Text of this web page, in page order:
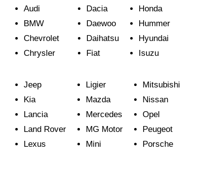
Audi
BMW
Chevrolet
Chrysler
Dacia
Daewoo
Daihatsu
Fiat
Honda
Hummer
Hyundai
Isuzu
Jeep
Kia
Lancia
Land Rover
Lexus
Ligier
Mazda
Mercedes
MG Motor
Mini
Mitsubishi
Nissan
Opel
Peugeot
Porsche